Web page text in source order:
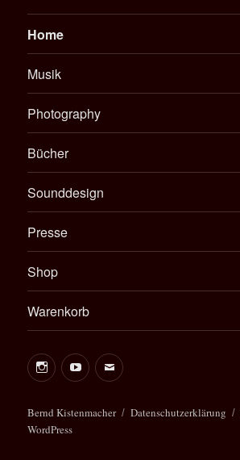
Home
Musik
Photography
Bücher
Sounddesign
Presse
Shop
Warenkorb
InstagramYoutubeE-
Bernd
Bernd Kistenmacher Datenschutzerklärung
WordPress